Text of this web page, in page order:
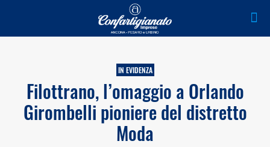
IN EVIDENZA
Filottrano, l’omaggio a Orlando
Girombelli pioniere del distretto
Moda